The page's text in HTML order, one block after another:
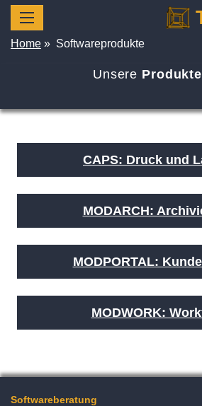
Home » Softwareprodukte
Unsere Produkte
CAPS: Druck und
MODARCH:
MODPORTAL:
MODWORK:
Softwareberatung